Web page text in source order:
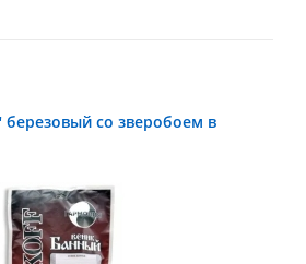
со зверобоем в